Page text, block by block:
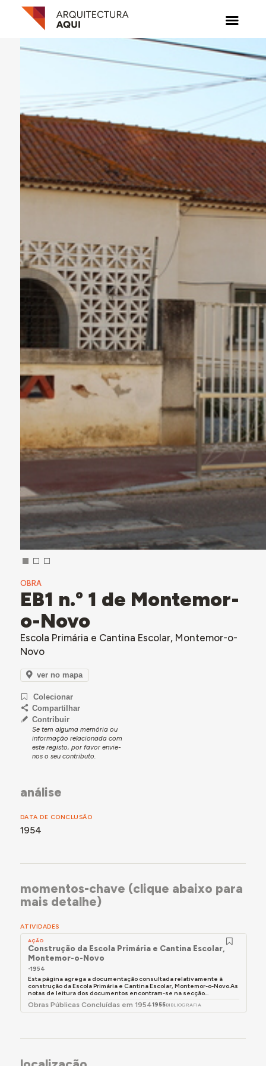
OBRA
EB1 n.º 1 de Montemor-
o-Novo
Escola Primária e Cantina Escolar, Montemor-o-
Novo
ver no mapa
Colecionar
Compartilhar
Contribuir
Se tem alguma memória ou
informação relacionada com
este registo, por favor envie-
nos o seu contributo.
análise
DATA DE CONCLUSÃO
1954
momentos-chave (clique abaixo para
mais detalhe)
ATIVIDADES
AÇÃO
Construção da Escola Primária e Cantina Escolar,
Montemor-o-Novo
-1954
Esta página agrega a documentação consultada relativamente à
construção da Escola Primária e Cantina Escolar, Montemor-o-Novo.As
notas de leitura dos documentos encontram-se na secção...
Obras Públicas Concluídas em 19541955BIBLIOGRAFIA